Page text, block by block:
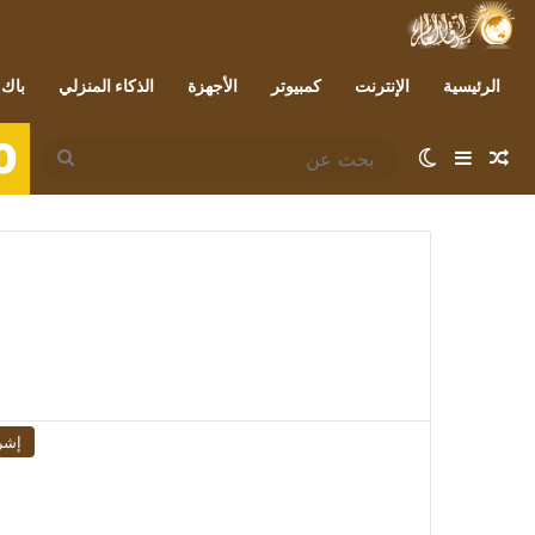
الرئيسية الإنترنت كمبيوتر الأجهزة الذكاء المنزلي
مقال عشوائي
إضافة عمود جانبي
الوضع المظلم
بحث
عن